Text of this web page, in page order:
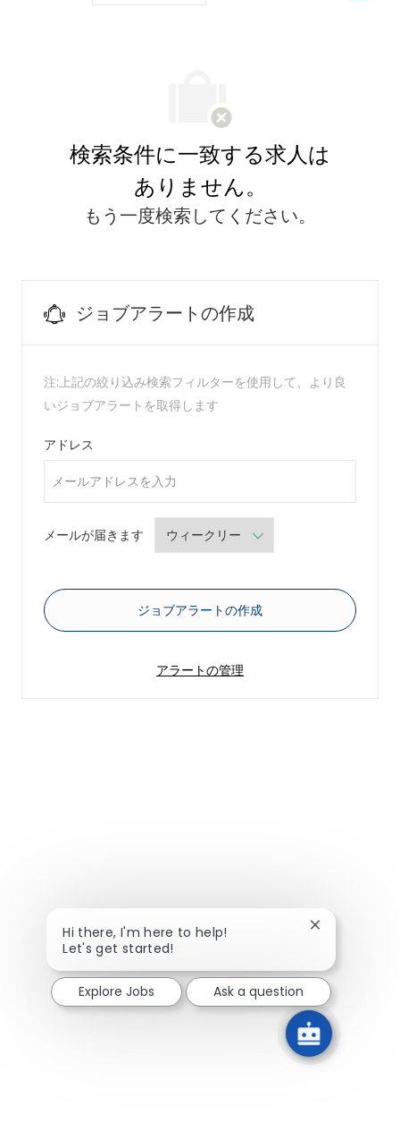
検索条件に一致する求人は
ありません。
もう一度検索してください。
ジョブアラートの作成
注:上記の絞り込み検索フィルターを使用して、より良
いジョブアラートを取得します
アドレス
メールが届きます Required
ジョブアラートの作成
アラートの管理
Hi there, I'm here to help!
Let's get started!
Close
Explore Jobs Ask a question